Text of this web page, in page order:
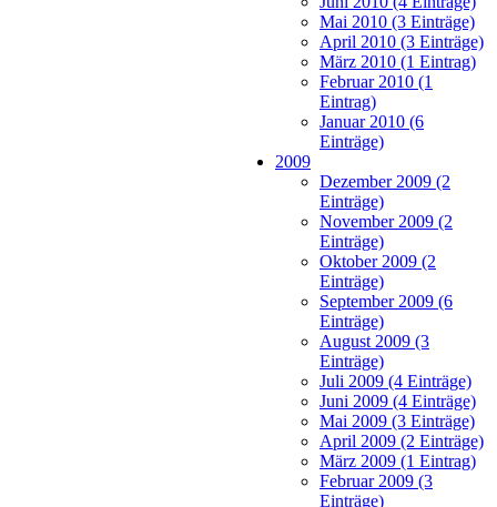
Mai 2010 (3 Einträge)
April 2010 (3 Einträge)
März 2010 (1 Eintrag)
Februar 2010 (1
Eintrag)
Januar 2010 (6
Einträge)
2009
Dezember 2009 (2
Einträge)
November 2009 (2
Einträge)
Oktober 2009 (2
Einträge)
September 2009 (6
Einträge)
August 2009 (3
Einträge)
Juli 2009 (4 Einträge)
Juni 2009 (4 Einträge)
Mai 2009 (3 Einträge)
April 2009 (2 Einträge)
März 2009 (1 Eintrag)
Februar 2009 (3
Einträge)